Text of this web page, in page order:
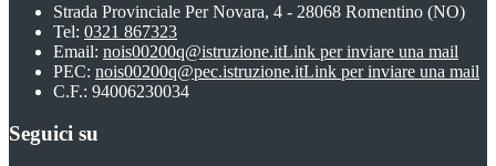
Strada Provinciale Per Novara, 4 - 28068 Romentino (NO)
Tel: 0321 867323
Email: nois00200q@istruzione.itLink per inviare una mail
PEC: nois00200q@pec.istruzione.itLink per inviare una mail
C.F.: 94006230034
Seguici su